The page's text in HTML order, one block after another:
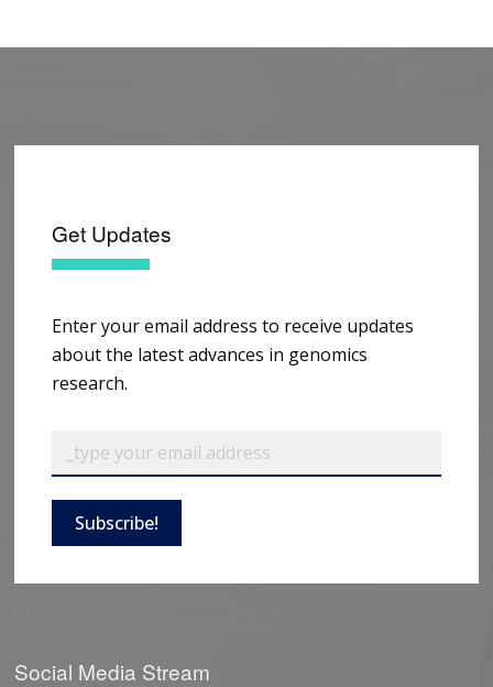
Get Updates
Enter your email address to receive updates
about the latest advances in genomics
research.
Subscribe!
Social Media Stream